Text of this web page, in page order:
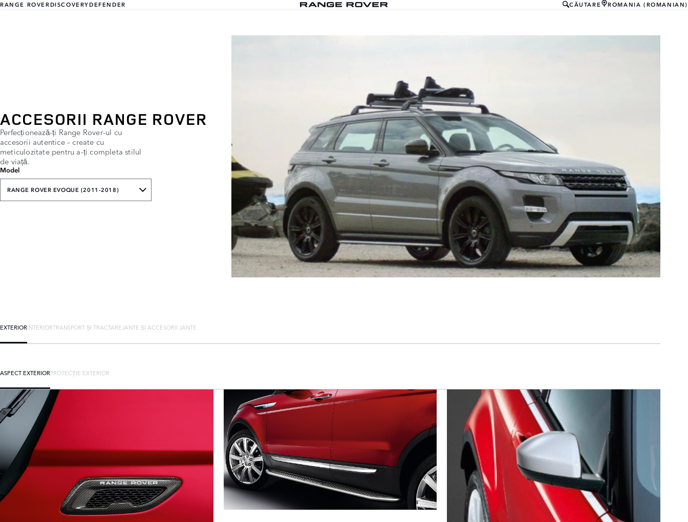
RANGE ROVERDISCOVERYDEFENDER CĂUTARE ROMANIA (ROMANIAN)
ACCESORII RANGE ROVER
Perfecționează-ți Range Rover-ul cu
accesorii autentice – create cu
meticulozitate pentru a-ți completa stilul
de viață.
Model
RANGE ROVER EVOQUE (2011-2018)
EXTERIORINTERIORTRANSPORT ȘI TRACTAREJANTE ȘI ACCESORII JANTE
ASPECT EXTERIORPROTECȚIE EXTERIOR